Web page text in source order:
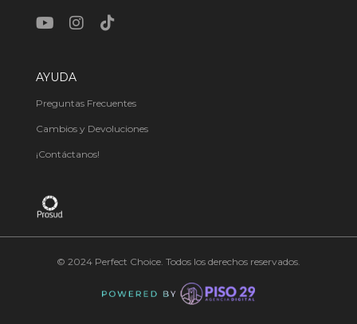
AYUDA
Preguntas Frecuentes
Cambios y Devoluciones
¡Contáctanos!
© 2024 Perfect Choice. Todos los derechos reservados.